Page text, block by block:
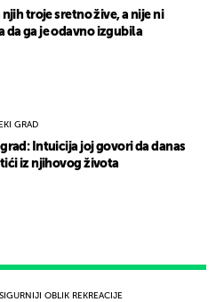
OBLIK REKREACIJE
njih troje sretno žive, a nije ni
da ga je odavno izgubila
GRAD
grad: Intuicija joj govori da danas
iz njihovog života